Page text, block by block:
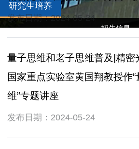
研究生培养
招生信息
发布日期：2024-05-24
量子思维和老子思维普及|精密
国家重点实验室黄国翔教授作
维”专题讲座
发布日期：2024-05-24